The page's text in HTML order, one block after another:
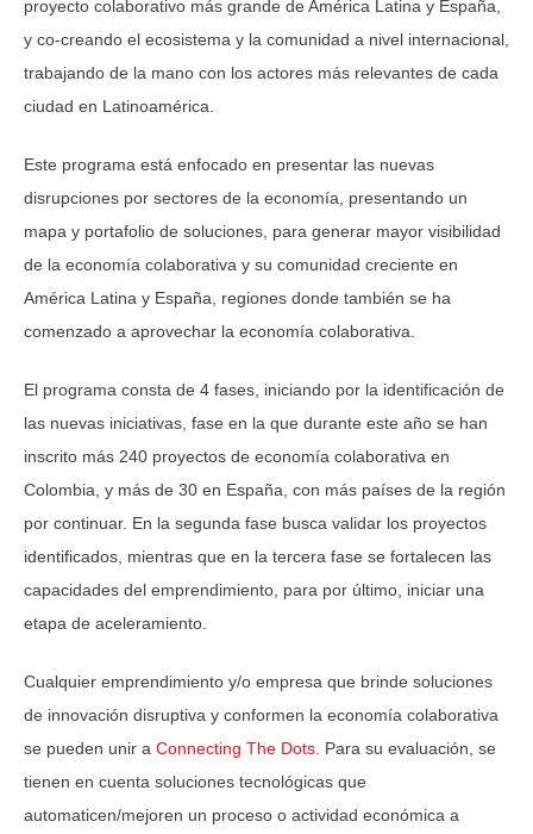
proyecto colaborativo más grande de América Latina y España,
y co-creando el ecosistema y la comunidad a nivel internacional,
trabajando de la mano con los actores más relevantes de cada
ciudad en Latinoamérica.
Este programa está enfocado en presentar las nuevas
disrupciones por sectores de la economía, presentando un
mapa y portafolio de soluciones, para generar mayor visibilidad
de la economía colaborativa y su comunidad creciente en
América Latina y España, regiones donde también se ha
comenzado a aprovechar la economía colaborativa.
El programa consta de 4 fases, iniciando por la identificación de
las nuevas iniciativas, fase en la que durante este año se han
inscrito más 240 proyectos de economía colaborativa en
Colombia, y más de 30 en España, con más países de la región
por continuar. En la segunda fase busca validar los proyectos
identificados, mientras que en la tercera fase se fortalecen las
capacidades del emprendimiento, para por último, iniciar una
etapa de aceleramiento.
Cualquier emprendimiento y/o empresa que brinde soluciones
de innovación disruptiva y conformen la economía colaborativa
se pueden unir a Connecting The Dots. Para su evaluación, se
tienen en cuenta soluciones tecnológicas que
automaticen/mejoren un proceso o actividad económica a